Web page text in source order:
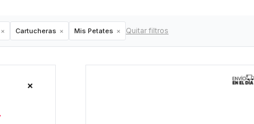
Cartucheras Mis Petates Quitar filtros